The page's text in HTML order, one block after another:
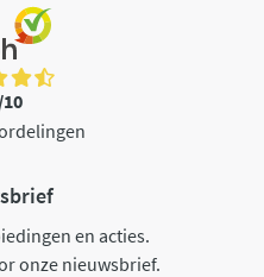
en acties.
onze nieuwsbrief.